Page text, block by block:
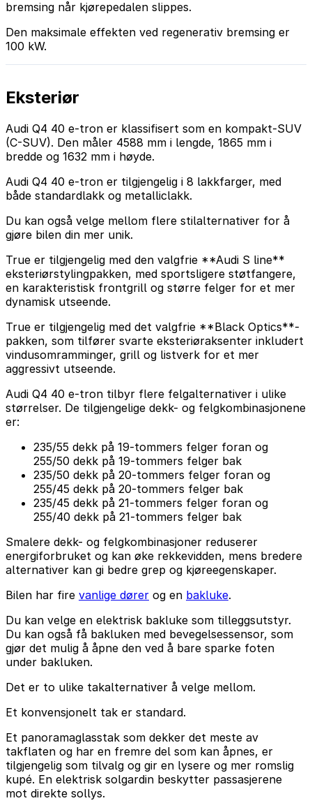
bremsing når kjørepedalen slippes.
Den maksimale effekten ved regenerativ bremsing er
100 kW.
Eksteriør
Audi Q4 40 e-tron er klassifisert som en kompakt-SUV
(C-SUV). Den måler 4588 mm i lengde, 1865 mm i
bredde og 1632 mm i høyde.
Audi Q4 40 e-tron er tilgjengelig i 8 lakkfarger, med
både standardlakk og metalliclakk.
Du kan også velge mellom flere stilalternativer for å
gjøre bilen din mer unik.
True er tilgjengelig med den valgfrie **Audi S line**
eksteriørstylingpakken, med sportsligere støtfangere,
en karakteristisk frontgrill og større felger for et mer
dynamisk utseende.
True er tilgjengelig med det valgfrie **Black Optics**-
pakken, som tilfører svarte eksteriøraksenter inkludert
vindusomramminger, grill og listverk for et mer
aggressivt utseende.
Audi Q4 40 e-tron tilbyr flere felgalternativer i ulike
størrelser. De tilgjengelige dekk- og felgkombinasjonene
er:
235/55 dekk på 19-tommers felger foran og
255/50 dekk på 19-tommers felger bak
235/50 dekk på 20-tommers felger foran og
255/45 dekk på 20-tommers felger bak
235/45 dekk på 21-tommers felger foran og
255/40 dekk på 21-tommers felger bak
Smalere dekk- og felgkombinasjoner reduserer
energiforbruket og kan øke rekkevidden, mens bredere
alternativer kan gi bedre grep og kjøreegenskaper.
Bilen har fire vanlige dører og en bakluke.
Du kan velge en elektrisk bakluke som tilleggsutstyr.
Du kan også få bakluken med bevegelsessensor, som
gjør det mulig å åpne den ved å bare sparke foten
under bakluken.
Det er to ulike takalternativer å velge mellom.
Et konvensjonelt tak er standard.
Et panoramaglasstak som dekker det meste av
takflaten og har en fremre del som kan åpnes, er
tilgjengelig som tilvalg og gir en lysere og mer romslig
kupé. En elektrisk solgardin beskytter passasjerene
mot direkte sollys.